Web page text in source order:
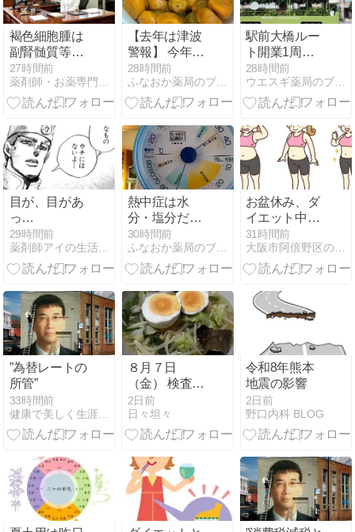
褐色細胞腫は
副腎髄質等か
らカテコール
アミンが過剰
分泌される腫
観点からは術
前管理におけ
るα遮断薬の
先行投与が絶
対的原則で
す。
27時間前
薬剤師・お薬専門ブログ (yaku7.jp)
【去年は津波
警報】 今年は
大丈夫です
が・・・ 梅干
しを天日に干
おか薬局
28時間前
ふなおか薬局のブタ店長ブログ
駅前大橋ルー
ト開業1周年
企画「１周年
企画電車」が
見られるのは
28時間前
ウエスギ薬局のブログ
目が、目があ
っ…
29時間前
薬剤師アイの生活日誌
熱中症は水
分・塩分だけ
じゃ防げな
い！？体内で
大量発生する
と緊急ケア
30時間前
ふなおか薬局のブタ店長ブログ
お盆休み、ダ
イエット中気
をつけたい
「２つのこ
と」
31時間前
大阪市阿倍野区の漢方薬舗 長春堂ブログ
”為替レートの
所管”
33時間前
健康で美しく生涯現役ブログ
８月７日
（金） 検査前
日は無理をせ
ず体調第一。
穏やかに過ご
日
2日前
日々坦々
令和8年熊本
地震の影響
2日前
野口内科 BLOG